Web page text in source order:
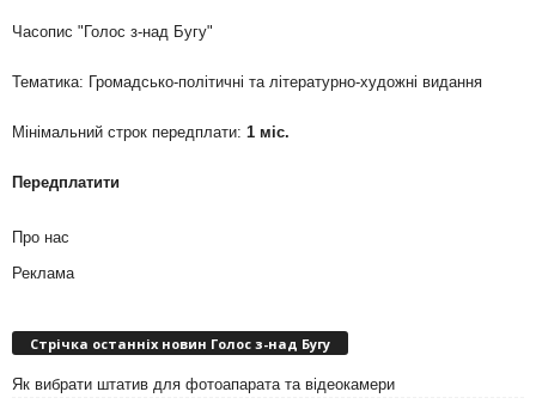
Часопис "Голос з-над Бугу"
Тематика: Громадсько-політичні та літературно-художні видання
Мінімальний строк передплати: 1 міс.
Передплатити
Про нас
Реклама
Стрічка останніх новин Голос з-над Бугу
Як вибрати штатив для фотоапарата та відеокамери